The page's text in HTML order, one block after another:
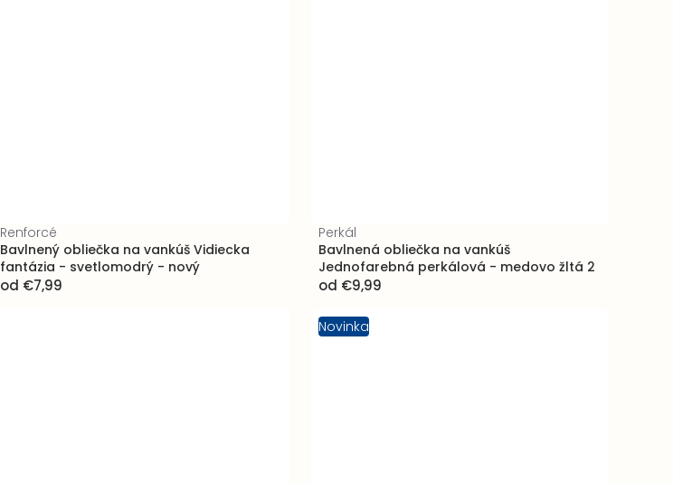
Renforcé
Bavlnený obliečka na vankúš Vidiecka
fantázia - svetlomodrý - nový
od €7,99
Perkál
Bavlnená obliečka na vankúš
Jednofarebná perkálová - medovo žltá 2
od €9,99
Novinka